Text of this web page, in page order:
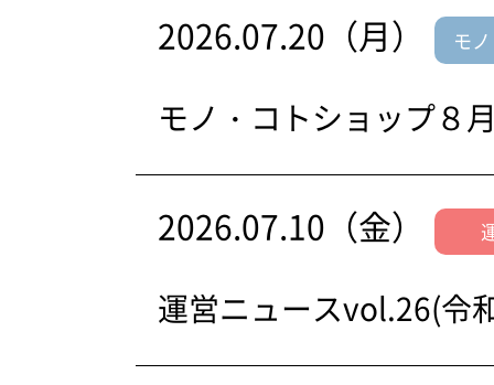
2026.07.20（月） モ
モノ・コトショップ８
2026.07.10（金）
運営ニュースvol.26(令